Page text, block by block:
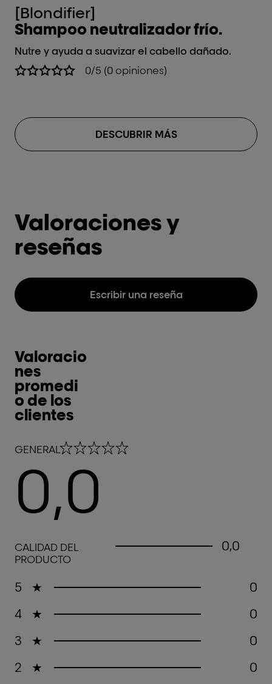
[Blondifier]
Shampoo neutralizador frío.
Nutre y ayuda a suavizar el cabello dañado.
0/5 (0 opiniones)
DESCUBRIR MÁS
Valoraciones y
reseñas
Escribir una reseña
5 ★
0
4
★
0
3
★
0
2
★
0
Valoracio
nes
promedi
o de los
clientes
GENERAL
0,0 out of 5 stars
0,0
CALIDAD DEL
PRODUCTO
0,0